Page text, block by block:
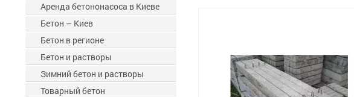
Аренда бетононасоса в Киеве
Бетон – Киев
Бетон в регионе
Бетон и растворы
Зимний бетон и растворы
Товарный бетон